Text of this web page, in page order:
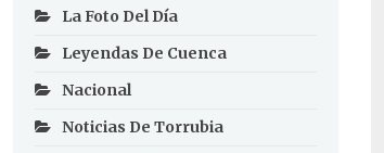
La Foto Del Día
Leyendas De Cuenca
Nacional
Noticias De Torrubia